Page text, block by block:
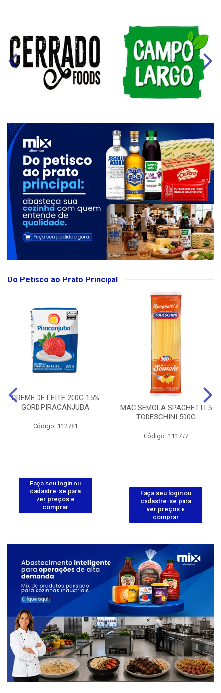
Do Petisco ao Prato Principal
CREME DE LEITE 200G 15%
GORD.PIRACANJUBA
Código: 112781
Faça seu login ou
cadastre-se para
ver preços e
comprar
MAC.SEMOLA SPAGHETTI 5
TODESCHINI 500G
Código: 111777
Faça seu login ou
cadastre-se para
ver preços e
comprar